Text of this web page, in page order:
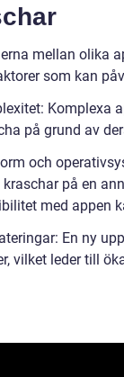
mellan olika
som kan
Komplexa
på grund av
och
på en
med appen
En ny
vilket leder till